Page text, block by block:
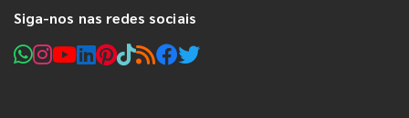
Siga-nos nas redes sociais